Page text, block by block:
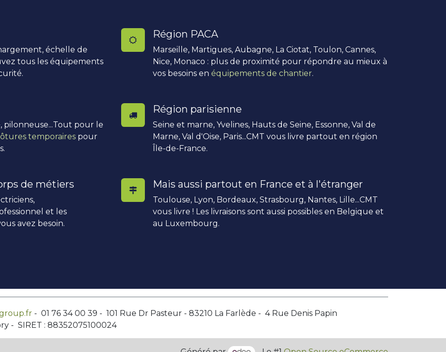
échelle de
tous les équipements
pilonneuse...Tout pour le
temporaires pour
de métiers
et les
avez besoin.
Région PACA
Marseille, Martigues, Aubagne, La Ciotat, Toulon, Cannes,
Nice, Monaco : plus de proximité pour répondre au mieux à
vos besoins en équipements de chantier.
Région parisienne
Seine et marne, Yvelines, Hauts de Seine, Essonne, Val de
Marne, Val d'Oise, Paris...CMT vous livre partout en région
Île-de-France.
Mais aussi partout en France et à l'étranger
Toulouse, Lyon, Bordeaux, Strasbourg, Nantes, Lille...CMT
vous livre ! Les livraisons sont aussi possibles en Belgique et
au Luxembourg.
- 01 76 34 00 39 - 101 Rue Dr Pasteur - 83210 La Farlède - 4 Rue Denis Papin
- SIRET : 88352075100024